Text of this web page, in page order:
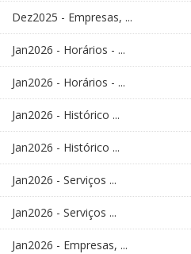
Dez2025 - Empresas, ...
Jan2026 - Horários - ...
Jan2026 - Horários - ...
Jan2026 - Histórico ...
Jan2026 - Histórico ...
Jan2026 - Serviços ...
Jan2026 - Serviços ...
Jan2026 - Empresas, ...